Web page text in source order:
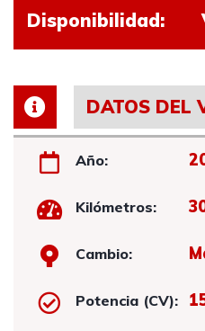
Disponibilidad:
DATOS DEL
Año:
Kilómetros:
Cambio:
Potencia (CV):